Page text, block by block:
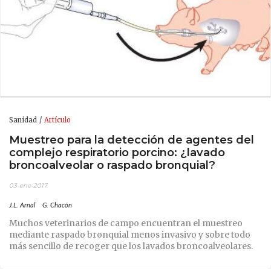
Sanidad Artículo
Muestreo para la detección de agentes del
complejo respiratorio porcino: ¿lavado
broncoalveolar o raspado bronquial?
03-ene-2017
J.L. Arnal G. Chacón
Muchos veterinarios de campo encuentran el muestreo
mediante raspado bronquial menos invasivo y sobre todo
más sencillo de recoger que los lavados broncoalveolares.